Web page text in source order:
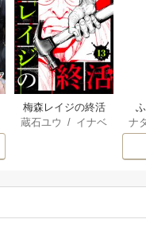
梅森レイジの終活
蔵石ユウ / イナベ
ナ